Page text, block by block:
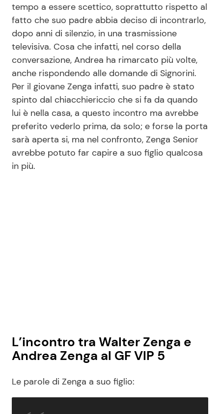
Seguici
Info
Chi siamo
Disclaimer e Privacy
Redazione
Contattaci
Pubblicità
tempo a essere scettico, soprattutto rispetto al
fatto che suo padre abbia deciso di incontrarlo,
dopo anni di silenzio, in una trasmissione
televisiva. Cosa che infatti, nel corso della
conversazione, Andrea ha rimarcato più volte,
anche rispondendo alle domande di Signorini.
Per il giovane Zenga infatti, suo padre è stato
spinto dal chiacchiericcio che si fa da quando
lui è nella casa, a questo incontro ma avrebbe
preferito vederlo prima, da solo; e forse la porta
sarà aperta si, ma nel confronto, Zenga Senior
avrebbe potuto far capire a suo figlio qualcosa
in più.
L’incontro tra Walter Zenga e
Andrea Zenga al GF VIP 5
Le parole di Zenga a suo figlio: